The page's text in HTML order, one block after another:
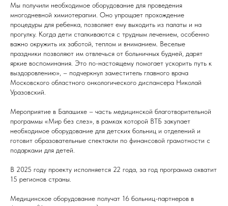
Мы получили необходимое оборудование для проведения
многодневной химиотерапии. Оно упрощает прохождение
процедуры для ребенка, позволяет ему выходить из палаты и на
прогулку. Когда дети сталкиваются с трудным лечением, особенно
важно окружить их заботой, теплом и вниманием. Веселые
праздники позволяют им отвлечься от больничных будней, дарят
яркие воспоминания. Это по-настоящему помогает ускорить путь к
выздоровлению», – подчеркнул заместитель главного врача
Московского областного онкологического диспансера Николай
Уразовский.
Мероприятие в Балашихе – часть медицинской благотворительной
программы «Мир без слез», в рамках которой ВТБ закупает
необходимое оборудование для детских больниц и отделений и
готовит образовательные спектакли по финансовой грамотности с
подарками для детей.
В 2025 году проекту исполняется 22 года, за год программа охватит
15 регионов страны.
Медицинское оборудование получат 16 больниц-партнеров в